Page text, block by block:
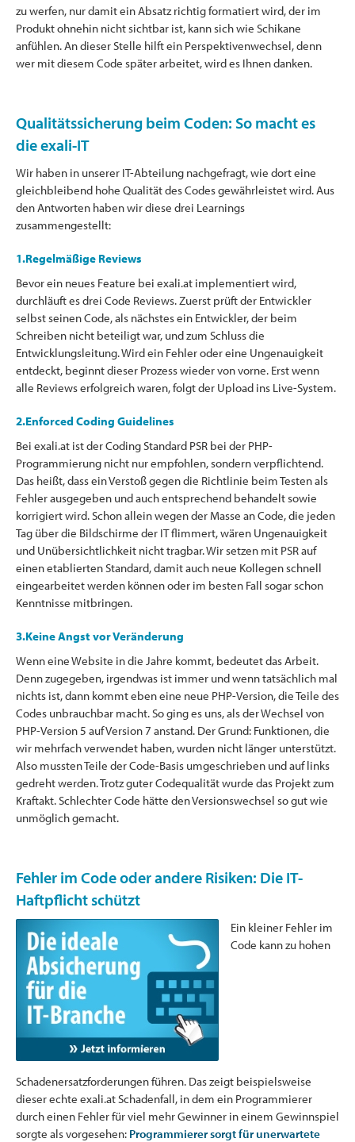
zu werfen, nur damit ein Absatz richtig formatiert wird, der im
Produkt ohnehin nicht sichtbar ist, kann sich wie Schikane
anfühlen. An dieser Stelle hilft ein Perspektivenwechsel, denn
wer mit diesem Code später arbeitet, wird es Ihnen danken.
Qualitätssicherung beim Coden: So macht es
die exali-IT
Wir haben in unserer IT-Abteilung nachgefragt, wie dort eine
gleichbleibend hohe Qualität des Codes gewährleistet wird. Aus
den Antworten haben wir diese drei Learnings
zusammengestellt:
1.Regelmäßige Reviews
Bevor ein neues Feature bei exali.at implementiert wird,
durchläuft es drei Code Reviews. Zuerst prüft der Entwickler
selbst seinen Code, als nächstes ein Entwickler, der beim
Schreiben nicht beteiligt war, und zum Schluss die
Entwicklungsleitung. Wird ein Fehler oder eine Ungenauigkeit
entdeckt, beginnt dieser Prozess wieder von vorne. Erst wenn
alle Reviews erfolgreich waren, folgt der Upload ins Live-System.
2.Enforced Coding Guidelines
Bei exali.at ist der Coding Standard PSR bei der PHP-
Programmierung nicht nur empfohlen, sondern verpflichtend.
Das heißt, dass ein Verstoß gegen die Richtlinie beim Testen als
Fehler ausgegeben und auch entsprechend behandelt sowie
korrigiert wird. Schon allein wegen der Masse an Code, die jeden
Tag über die Bildschirme der IT flimmert, wären Ungenauigkeit
und Unübersichtlichkeit nicht tragbar. Wir setzen mit PSR auf
einen etablierten Standard, damit auch neue Kollegen schnell
eingearbeitet werden können oder im besten Fall sogar schon
Kenntnisse mitbringen.
3.Keine Angst vor Veränderung
Wenn eine Website in die Jahre kommt, bedeutet das Arbeit.
Denn zugegeben, irgendwas ist immer und wenn tatsächlich mal
nichts ist, dann kommt eben eine neue PHP-Version, die Teile des
Codes unbrauchbar macht. So ging es uns, als der Wechsel von
PHP-Version 5 auf Version 7 anstand. Der Grund: Funktionen, die
wir mehrfach verwendet haben, wurden nicht länger unterstützt.
Also mussten Teile der Code-Basis umgeschrieben und auf links
gedreht werden. Trotz guter Codequalität wurde das Projekt zum
Kraftakt. Schlechter Code hätte den Versionswechsel so gut wie
unmöglich gemacht.
Fehler im Code oder andere Risiken: Die IT-
Haftpflicht schützt
Ein kleiner Fehler im
Code kann zu hohen
Schadenersatzforderungen führen. Das zeigt beispielsweise
dieser echte exali.at Schadenfall, in dem ein Programmierer
durch einen Fehler für viel mehr Gewinner in einem Gewinnspiel
sorgte als vorgesehen: Programmierer sorgt für unerwartete